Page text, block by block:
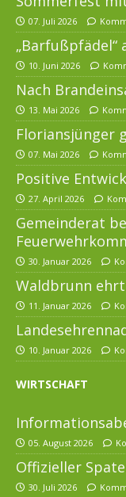
07. Juli 2026
10. Juni 2026
Nach
13. Mai 2026
Floriansjünger
07. Mai 2026
Positive
27. April 2026
Gemeinderat
30. Januar 2026
Waldbrunn
11. Januar 2026
10. Januar 2026
WIRTSCHAFT
05. August 2026
Offizieller
30. Juli 2026